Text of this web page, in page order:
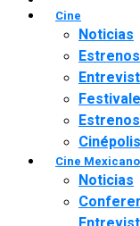
Cine
Noticias
Estrenos
Cinépolis
Cine Mexicano
Noticias